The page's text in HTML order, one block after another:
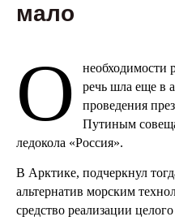
мало
О
необходимости
речь шла еще в
проведения
Путиным
ледокола «Россия».
В Арктике, подчеркнул
альтернатив морским
средство реализации